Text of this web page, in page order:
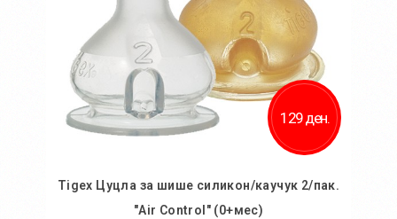
129 ден.
Tigex Цуцла за шише силикон/каучук 2/пак.
"Air Control" (0+мес)